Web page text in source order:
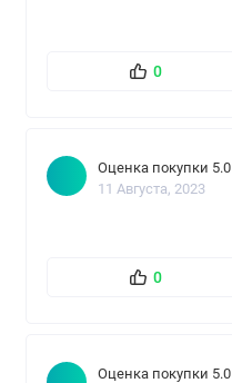
0
Оценка покупки 5.0
11 Августа, 2023
0
Оценка покупки 5.0